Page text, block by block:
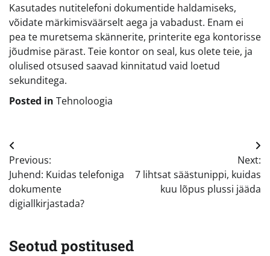
Kasutades nutitelefoni dokumentide haldamiseks,
võidate märkimisväärselt aega ja vabadust. Enam ei
pea te muretsema skännerite, printerite ega kontorisse
jõudmise pärast. Teie kontor on seal, kus olete teie, ja
olulised otsused saavad kinnitatud vaid loetud
sekunditega.
Posted in Tehnoloogia
Navigeerimine
Previous:
Juhend: Kuidas telefoniga
dokumente
digiallkirjastada?
Next:
7 lihtsat säästunippi, kuidas
kuu lõpus plussi jääda
Seotud postitused